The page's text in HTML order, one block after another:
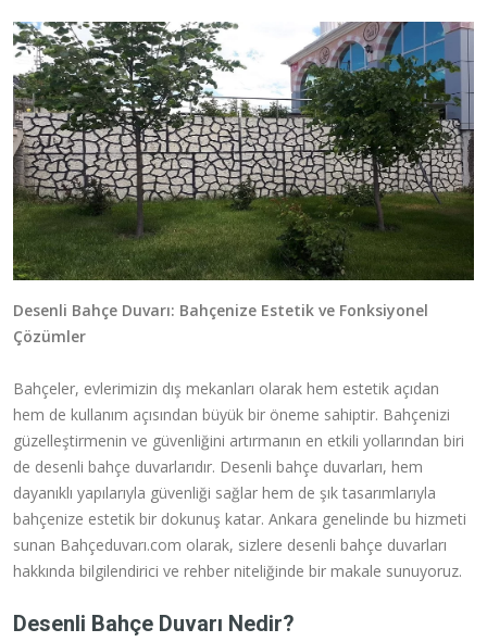
Desenli Bahçe Duvarı: Bahçenize Estetik ve Fonksiyonel
Çözümler
Bahçeler, evlerimizin dış mekanları olarak hem estetik açıdan
hem de kullanım açısından büyük bir öneme sahiptir. Bahçenizi
güzelleştirmenin ve güvenliğini artırmanın en etkili yollarından biri
de desenli bahçe duvarlarıdır. Desenli bahçe duvarları, hem
dayanıklı yapılarıyla güvenliği sağlar hem de şık tasarımlarıyla
bahçenize estetik bir dokunuş katar. Ankara genelinde bu hizmeti
sunan Bahçeduvarı.com olarak, sizlere desenli bahçe duvarları
hakkında bilgilendirici ve rehber niteliğinde bir makale sunuyoruz.
Desenli Bahçe Duvarı Nedir?